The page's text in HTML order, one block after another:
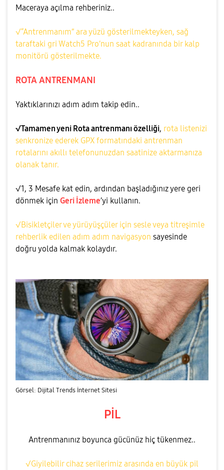
Maceraya açılma rehberiniz..
√“Antrenmanım” ara yüzü gösterilmekteyken, sağ
taraftaki gri Watch5 Pro’nun saat kadranında bir kalp
monitörü gösterilmekte.
ROTA ANTRENMANI
Yaktıklarınızı adım adım takip edin..
√Tamamen yeni Rota antrenmanı özelliği, rota listenizi
senkronize ederek GPX formatındaki antrenman
rotalarını akıllı telefonunuzdan saatinize aktarmanıza
olanak tanır.
√1, 3 Mesafe kat edin, ardından başladığınız yere geri
dönmek için Geri İzleme’yi kullanın.
√Bisikletçiler ve yürüyüşçüler için sesle veya titreşimle
rehberlik edilen adım adım navigasyon sayesinde
doğru yolda kalmak kolaydır.
Görsel: Dijital Trends İnternet Sitesi
PİL
Antrenmanınız boyunca gücünüz hiç tükenmez..
√Giyilebilir cihaz serilerimiz arasında en büyük pil